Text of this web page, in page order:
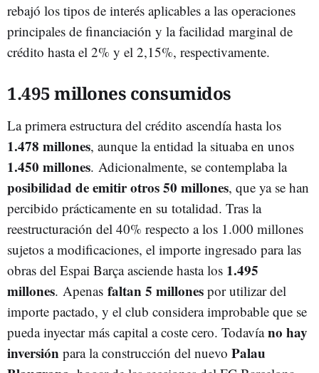
rebajó los tipos de interés aplicables a las operaciones
principales de financiación y la facilidad marginal de
crédito hasta el 2% y el 2,15%, respectivamente.
1.495 millones consumidos
La primera estructura del crédito ascendía hasta los
1.478 millones, aunque la entidad la situaba en unos
1.450 millones. Adicionalmente, se contemplaba la
posibilidad de emitir otros 50 millones, que ya se han
percibido prácticamente en su totalidad. Tras la
reestructuración del 40% respecto a los 1.000 millones
sujetos a modificaciones, el importe ingresado para las
obras del Espai Barça asciende hasta los 1.495
millones. Apenas faltan 5 millones por utilizar del
importe pactado, y el club considera improbable que se
pueda inyectar más capital a coste cero. Todavíano hay
inversión para la construcción del nuevo Palau